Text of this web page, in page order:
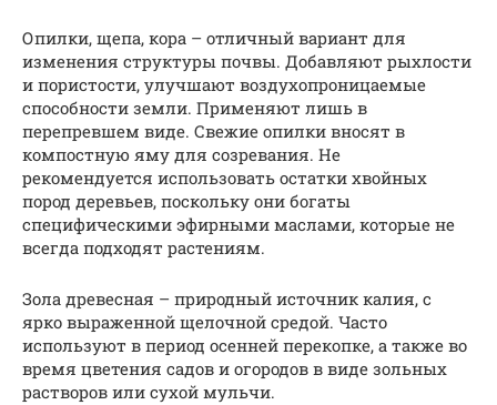
Опилки, щепа, кора – отличный вариант для
изменения структуры почвы. Добавляют рыхлости
и пористости, улучшают воздухопроницаемые
способности земли. Применяют лишь в
перепревшем виде. Свежие опилки вносят в
компостную яму для созревания. Не
рекомендуется использовать остатки хвойных
пород деревьев, поскольку они богаты
специфическими эфирными маслами, которые не
всегда подходят растениям.
Зола древесная – природный источник калия, с
ярко выраженной щелочной средой. Часто
используют в период осенней перекопке, а также во
время цветения садов и огородов в виде зольных
растворов или сухой мульчи.